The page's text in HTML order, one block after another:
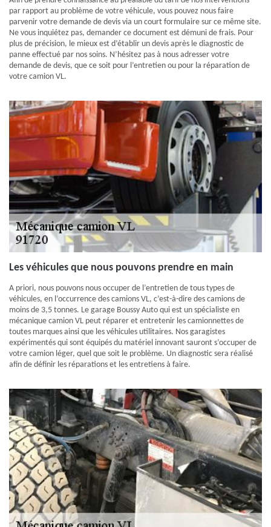
par rapport au problème de votre véhicule, vous pouvez nous faire
parvenir votre demande de devis via un court formulaire sur ce même site.
Ne vous inquiétez pas, demander ce document est démuni de frais. Pour
plus de précision, le mieux est d’établir un devis après le diagnostic de
panne effectué par nos soins. N’hésitez pas à nous adresser votre
demande de devis, que ce soit pour l’entretien ou pour la réparation de
votre camion VL.
Les véhicules que nous pouvons prendre en main
A priori, nous pouvons nous occuper de l’entretien de tous types de
véhicules, en l’occurrence des camions VL, c’est-à-dire des camions de
moins de 3,5 tonnes. Le garage Boussy Auto qui est un spécialiste en
mécanique camion VL peut réparer et entretenir les camionnettes de
toutes marques ainsi que les véhicules utilitaires. Nos garagistes
expérimentés qui sont équipés du matériel innovant sauront s’occuper de
votre camion léger, quel que soit le problème. Un diagnostic sera réalisé
afin de définir les réparations et les entretiens à faire.